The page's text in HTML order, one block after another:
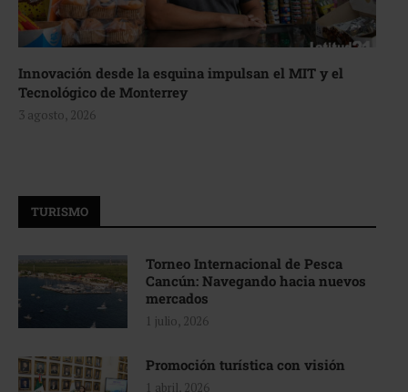
Innovación desde la esquina impulsan el MIT y el
Tecnológico de Monterrey
3 agosto, 2026
TURISMO
Torneo Internacional de Pesca
Cancún: Navegando hacia nuevos
mercados
1 julio, 2026
Promoción turística con visión
1 abril, 2026